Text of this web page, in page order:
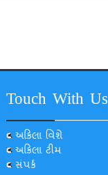
Touch With Us
અકિલા વિશે
અકિલા ટીમ
સંપર્ક